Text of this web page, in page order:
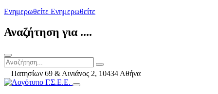
Ενημερωθείτε Ενημερωθείτε
Αναζήτηση για ....
Πατησίων 69 & Αινιάνος 2, 10434 Αθήνα